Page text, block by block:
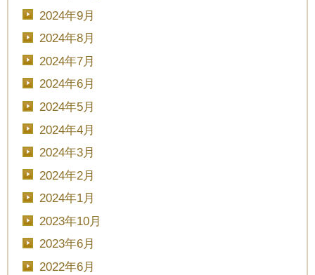
2024年9月
2024年8月
2024年7月
2024年6月
2024年5月
2024年4月
2024年3月
2024年2月
2024年1月
2023年10月
2023年6月
2022年6月
時間を選択してください
ブライダルフェア
■■■タイトル■■■